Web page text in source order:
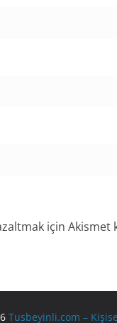
için Akismet
Tusbeyinli.com –